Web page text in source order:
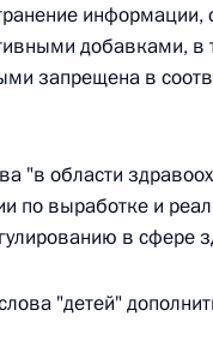
г. №
кодекс Российской
26.07.2026 г. №
добавками,
запрещена в
"в области
выработке и
в сфере
"детей"